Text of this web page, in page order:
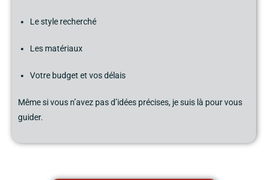
Le style recherché
Les matériaux
Votre budget et vos délais
Même si vous n’avez pas d’idées précises, je suis là pour vous
guider.